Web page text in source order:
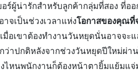
ร์ผู้น่ารักสำหรับลูกค้ากลุ่มที่สอง ที่อ
จเป็นช่วงเวลาแห่งโอกาสของคุณที่
มื่อเขาต้องทำงานวันหยุดนั่นอาจจ
าปกติหลังจากช่วงวันหยุดปีใหม่ผ่า
ไหนพนักงานก็ต้องหน้าตายิ้มแย้มแ